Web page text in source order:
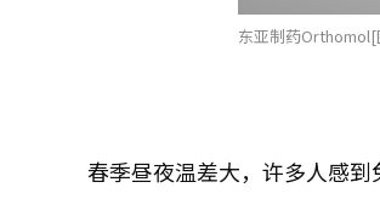
东亚制药Orthomol[
春季昼夜温差大，许多人感